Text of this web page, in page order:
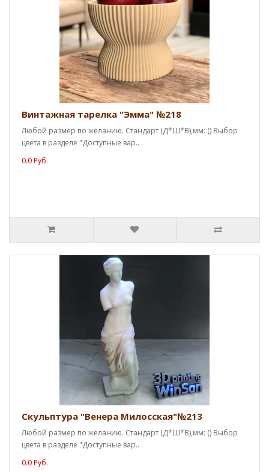
Винтажная тарелка "Эмма" №218
Любой размер по желанию. Стандарт (Д*Ш*В),мм: () Выбор
цвета в разделе "Доступные вар..
0.0 Руб.
Скульптура "Венера Милосская"№213
Любой размер по желанию. Стандарт (Д*Ш*В),мм: () Выбор
цвета в разделе "Доступные вар..
0.0 Руб.